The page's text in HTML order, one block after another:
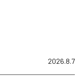
2026.8.7